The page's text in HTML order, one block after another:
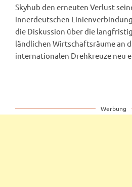
Skyhub den erneuten Verlust
innerdeutschen
die Diskussion über die
ländlichen Wirtschaftsräume an
internationalen Drehkreuze neu
Werbung